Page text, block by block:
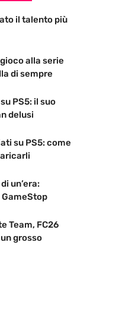
il talento più
alla serie
di sempre
PS5: il suo
delusi
su PS5: come
un’era:
GameStop
Team, FC26
grosso